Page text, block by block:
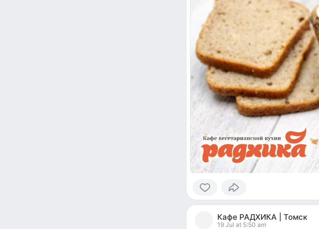
0
reactedКафе РАДХИКА | Томск
19 Jul at 5:50 am